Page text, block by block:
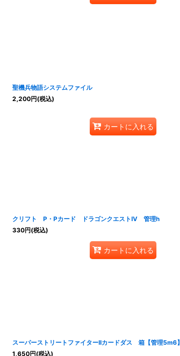
聖機兵物語システムファイル
2,200円(税込)
カートに入れる
クリフト P・Pカード ドラゴンクエストIV 管理h
330円(税込)
カートに入れる
スーパーストリートファイターIIカードダス 箱【管理5m6】
1,650円(税込)